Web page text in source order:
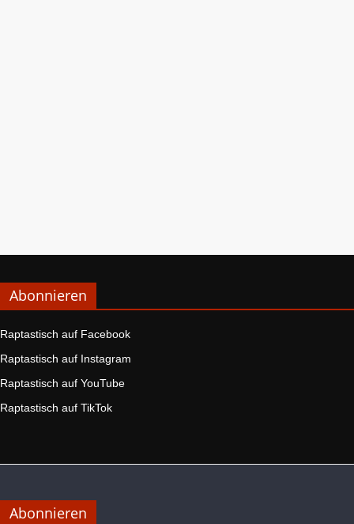
Abonnieren
Raptastisch auf Facebook
Raptastisch auf Instagram
Raptastisch auf YouTube
Raptastisch auf TikTok
Abonnieren